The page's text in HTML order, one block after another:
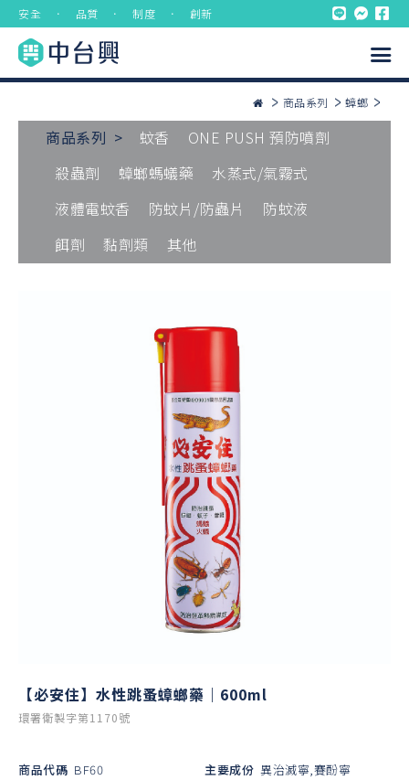
安全 ． 品質 ． 制度 ． 創新
商品系列 蟑螂
商品系列 > 蚊香
ONE PUSH 預防噴劑
殺蟲劑
蟑螂螞蟻藥
水蒸式/氣霧式
液體電蚊香
防蚊片/防蟲片
防蚊液
餌劑
黏劑類 其他
【必安住】水性跳蚤蟑螂藥｜600ml
環署衛製字第1170號
商品代碼 BF60
主要成份 異治滅寧,賽酚寧